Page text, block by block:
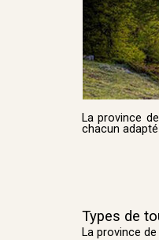
La province
chacun
Types de
La province